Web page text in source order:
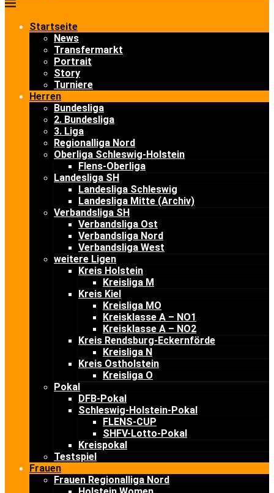
Startseite
News
Transfermarkt
Portrait
Story
Turniere
Herren
Bundesliga
2. Bundesliga
3. Liga
Regionalliga Nord
Oberliga Schleswig-Holstein
Flens-Oberliga
Landesliga SH
Landesliga Schleswig
Landesliga Mitte (Archiv)
Verbandsliga SH
Verbandsliga Ost
Verbandsliga Nord
Verbandsliga West
weitere Ligen
Kreis Holstein
Kreisliga M
Kreis Kiel
Kreisliga MO
Kreisklasse A – NO1
Kreisklasse A – NO2
Kreis Rendsburg-Eckernförde
Kreisliga N
Kreis Ostholstein
Kreisliga O
Pokal
DFB-Pokal
Schleswig-Holstein-Pokal
FLENS-CUP
SHFV-Lotto-Pokal
Kreispokal
Testspiel
Frauen
Frauen Regionalliga Nord